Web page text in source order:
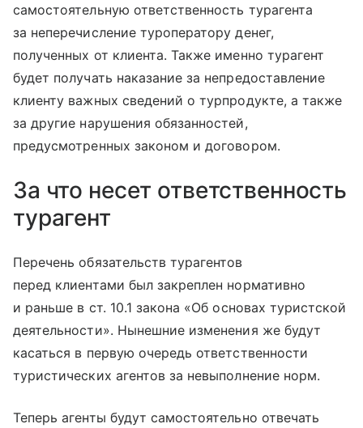
самостоятельную ответственность турагента
за неперечисление туроператору денег,
полученных от клиента. Также именно турагент
будет получать наказание за непредоставление
клиенту важных сведений о турпродукте, а также
за другие нарушения обязанностей,
предусмотренных законом и договором.
За что несет ответственность
турагент
Перечень обязательств турагентов
перед клиентами был закреплен нормативно
и раньше в ст. 10.1 закона «Об основах туристской
деятельности». Нынешние изменения же будут
касаться в первую очередь ответственности
туристических агентов за невыполнение норм.
Теперь агенты будут самостоятельно отвечать